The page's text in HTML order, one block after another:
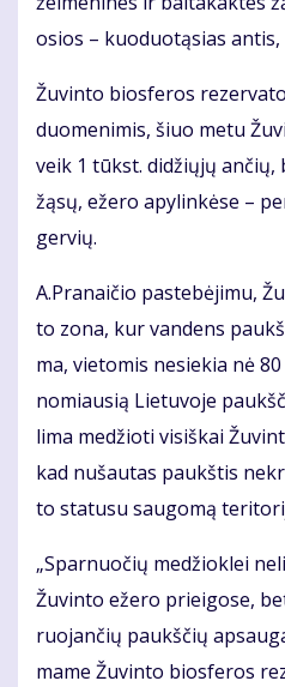
osios – kuo­duo­tą­sias an­tis,
Žu­vin­to bios­fe­ros
duo­me­ni­mis, šiuo me­tu
veik 1 tūkst. di­džių­jų
žą­sų, eže­ro apy­lin­kė­se –
ger­vių.
A.Pra­nai­čio pa­ste­bė­ji­mu,
to zo­na, kur van­dens
ma, vie­to­mis ne­sie­kia nė
no­miau­sią Lie­tu­vo­je
li­ma me­džio­ti vi­siš­kai
kad nu­šau­tas paukš­tis
to sta­tu­su sau­go­mą
„Spar­nuo­čių me­džiok­lei
Žu­vin­to eže­ro pri­ei­go­se,
ruo­jan­čių paukš­čių
ma­me Žu­vin­to bios­fe­ros